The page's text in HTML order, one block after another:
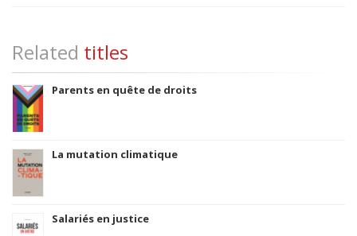
Related titles
Parents en quête de droits
La mutation climatique
Salariés en justice